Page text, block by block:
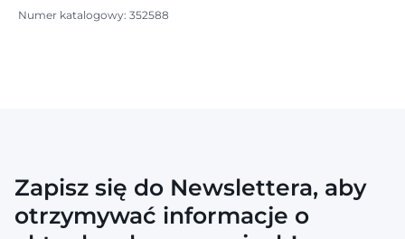
Numer katalogowy: 352588
Zapisz się do Newslettera, aby
otrzymywać informacje o